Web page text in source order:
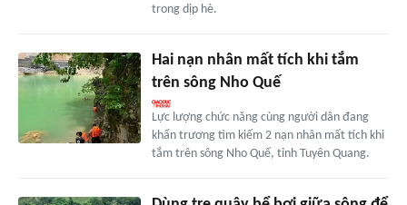
trong dịp hè.
Hai nạn nhân mất tích khi tắm
trên sông Nho Quế
Lực lượng chức năng cùng người dân đang
khẩn trương tìm kiếm 2 nạn nhân mất tích khi
tắm trên sông Nho Quế, tỉnh Tuyên Quang.